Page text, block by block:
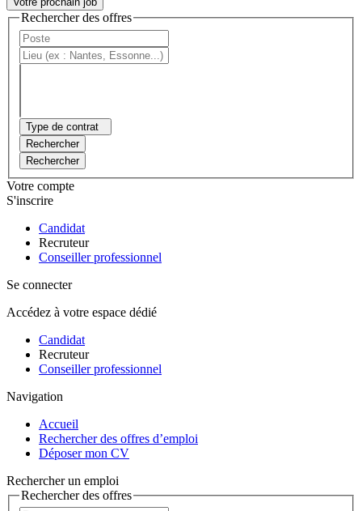
Rechercher des offres
Type de contrat
Rechercher
Rechercher
Votre compte
S'inscrire
Candidat
Recruteur
Conseiller professionnel
Se connecter
Accédez à votre espace dédié
Candidat
Recruteur
Conseiller professionnel
Navigation
Accueil
Rechercher des offres d’emploi
Déposer mon CV
Rechercher un emploi
Rechercher des offres